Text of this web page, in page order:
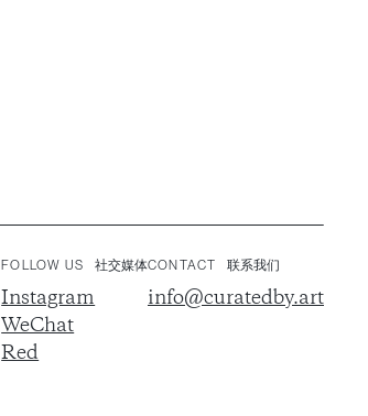
FOLLOW US 社交媒体
Instagram
WeChat
Red
CONTACT 联系我们
info@curatedby.art